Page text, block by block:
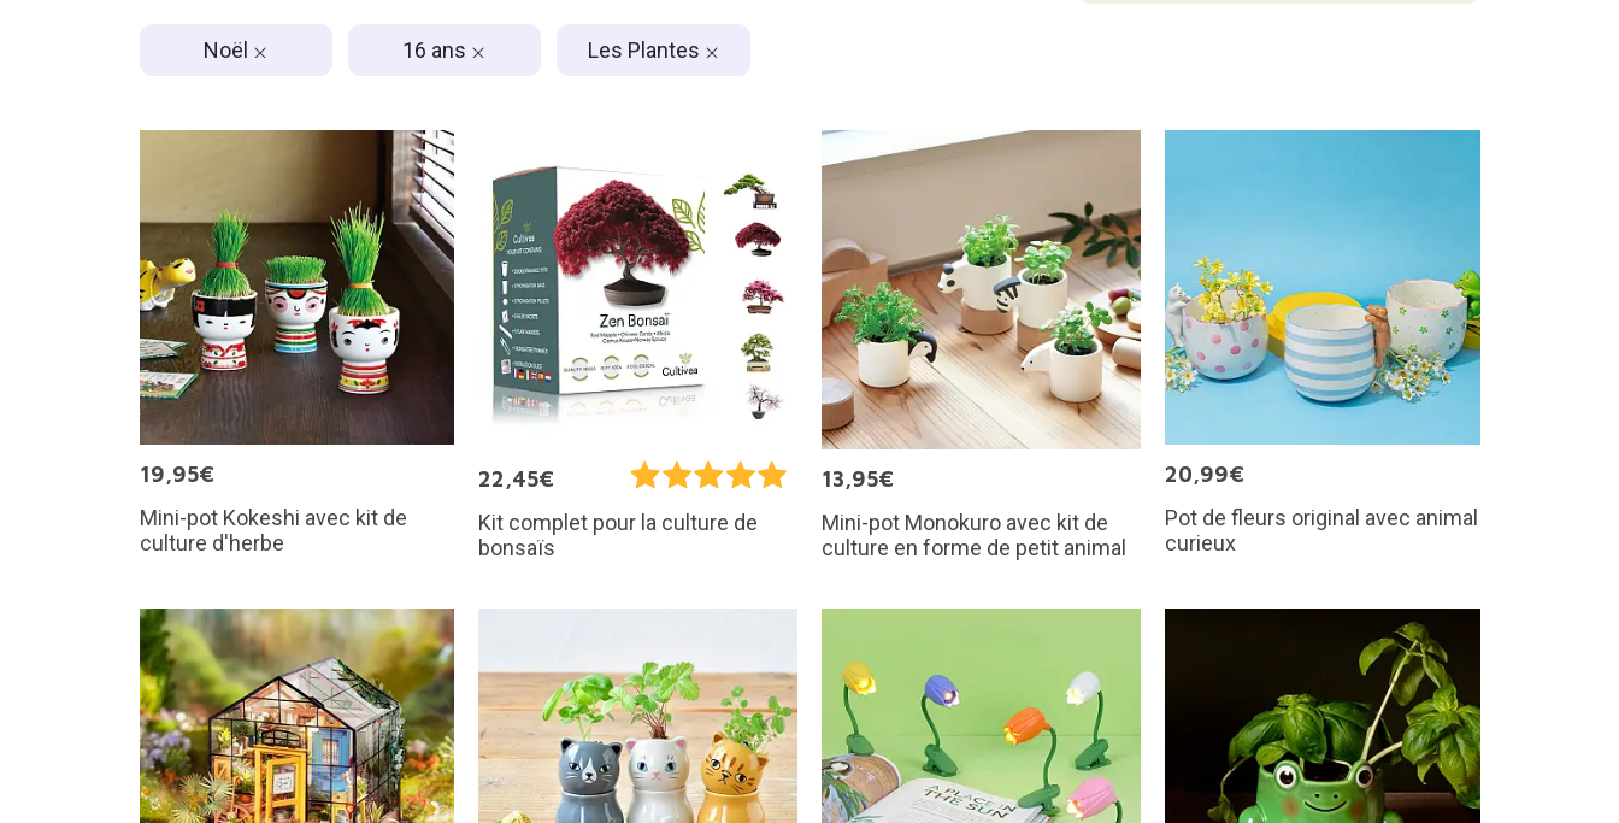
Noël 16 ans Les Plantes
19,95€
Mini-pot Kokeshi avec kit de
culture d'herbe
22,45€
Kit complet pour la culture de
bonsaïs
13,95€
Mini-pot Monokuro avec kit de
culture en forme de petit animal
20,99€
Pot de fleurs original avec animal
curieux